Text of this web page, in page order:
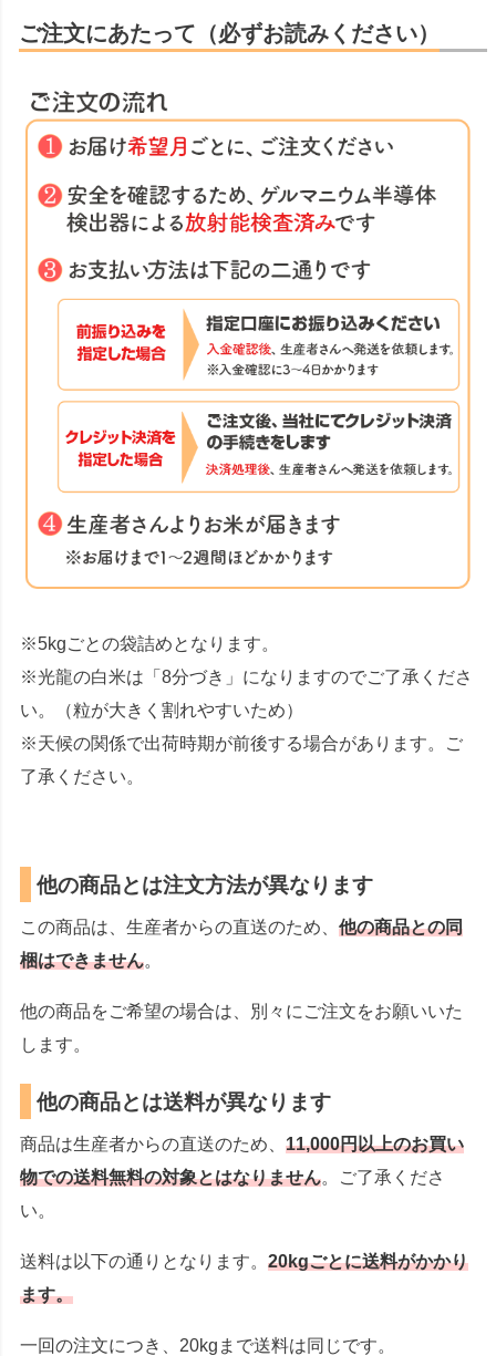
ご注文にあたって（必ずお読みください）
※5kgごとの袋詰めとなります。
※光龍の白米は「8分づき」になりますのでご了承くださ
い。（粒が大きく割れやすいため）
※天候の関係で出荷時期が前後する場合があります。ご
了承ください。
他の商品とは注文方法が異なります
この商品は、生産者からの直送のため、 他の商品との同
梱はできません。
他の商品をご希望の場合は、別々にご注文をお願いいた
します。
他の商品とは送料が異なります
商品は生産者からの直送のため、 11,000円以上のお買い
物での送料無料の対象とはなりません。ご了承くださ
い。
送料は以下の通りとなります。 20kgごとに送料がかかり
ます。
一回の注文につき、20kgまで送料は同じです。